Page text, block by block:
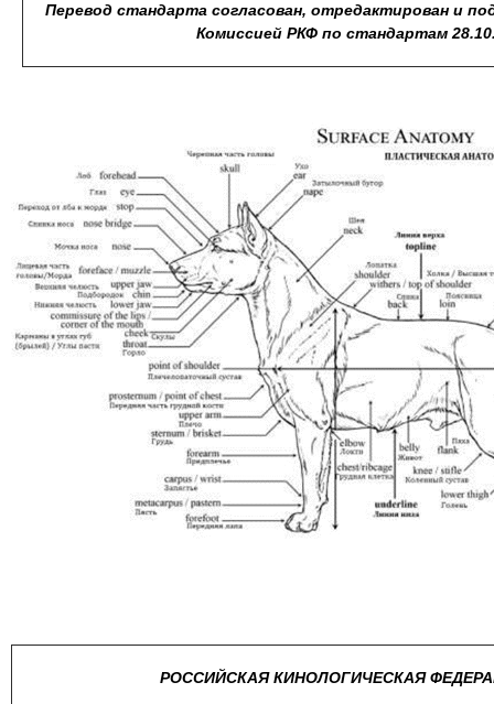
Перевод стандарта согласован, отредактирован и
Комиссией РКФ по стандартам
РОССИЙСКАЯ КИНОЛОГИЧЕСКАЯ